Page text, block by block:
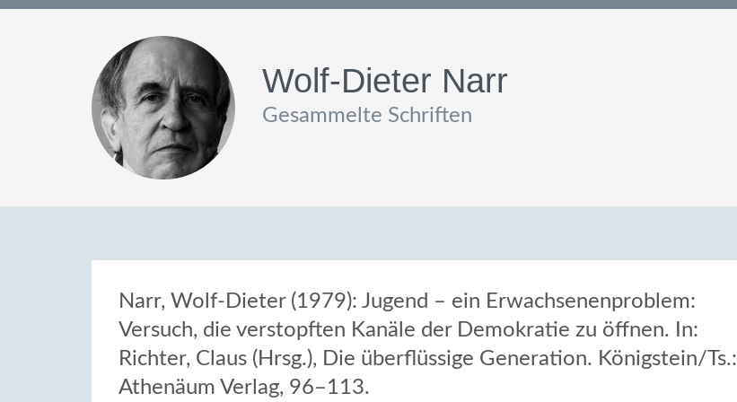
Wolf-Dieter Narr
Gesammelte Schriften
Narr, Wolf-Dieter (1979): Jugend – ein Erwachsenenproblem:
Versuch, die verstopften Kanäle der Demokratie zu öffnen. In:
Richter, Claus (Hrsg.), Die überflüssige Generation. Königstein/Ts.:
Athenäum Verlag, 96–113.